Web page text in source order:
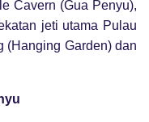
Cavern (Gua Penyu),
jeti utama Pulau
(Hanging Garden) dan